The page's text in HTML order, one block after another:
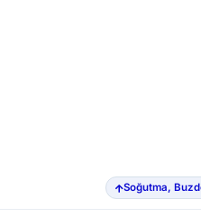
Soğutma,